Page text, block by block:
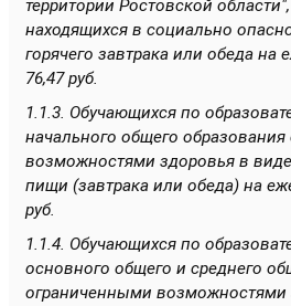
территории Ростовской
находящихся в социально
горячего завтрака или обеда
76,47 руб.
1.1.3. Обучающихся по
начального общего
возможностями здоровья в
пищи (завтрака или обеда) на
руб.
1.1.4. Обучающихся по
основного общего и среднего
ограниченными возможностями